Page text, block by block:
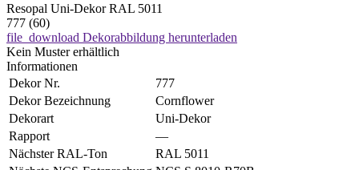
Resopal Uni-Dekor RAL 5011
777 (60)
file_download Dekorabbildung herunterladen
Kein Muster erhältlich
Informationen
Dekor Nr.
777
Dekor Bezeichnung
Cornflower
Dekorart
Uni-Dekor
Rapport
—
Nächster RAL-Ton
RAL 5011